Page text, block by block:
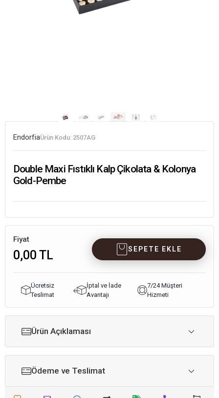
EndorfiaÜrün Kodu: 2507AG
Double Maxi Fıstıklı Kalp Çikolata & Kolonya
Gold-Pembe
Fiyat
0,00 TL SEPETE EKLE
Ücretsiz
Teslimat
İptal ve İade
Avantajı
7/24 Müşteri
Hizmeti
Ürün Açıklaması
Ödeme ve Teslimat